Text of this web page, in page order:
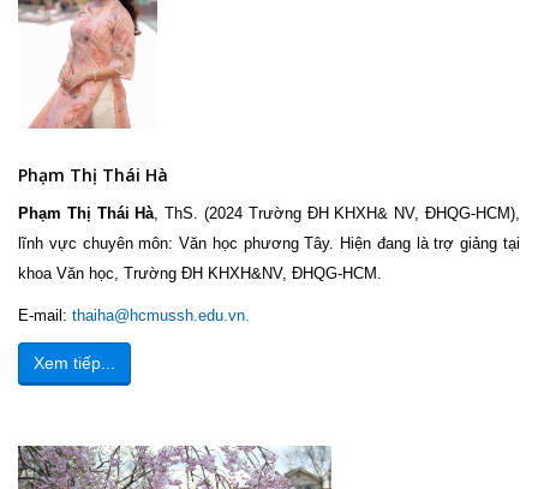
Phạm Thị Thái Hà
Phạm Thị Thái Hà, ThS. (2024 Trường ĐH KHXH& NV, ĐHQG-HCM),
lĩnh vực chuyên môn: Văn học phương Tây. Hiện đang là trợ giảng tại
khoa Văn học, Trường ĐH KHXH&NV, ĐHQG-HCM.
E-mail: thaiha@hcmussh.edu.vn.
Xem tiếp...